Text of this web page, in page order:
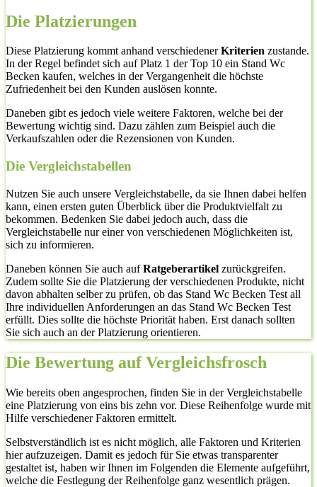
Die Platzierungen
Diese Platzierung kommt anhand verschiedenerKriterien zustande.
In der Regel befindet sich auf Platz 1 der Top 10 ein Stand Wc
Becken kaufen, welches in der Vergangenheit die höchste
Zufriedenheit bei den Kunden auslösen konnte.
Daneben gibt es jedoch viele weitere Faktoren, welche bei der
Bewertung wichtig sind. Dazu zählen zum Beispiel auch die
Verkaufszahlen oder die Rezensionen von Kunden.
Die Vergleichstabellen
Nutzen Sie auch unsere Vergleichstabelle, da sie Ihnen dabei helfen
kann, einen ersten guten Überblick über die Produktvielfalt zu
bekommen. Bedenken Sie dabei jedoch auch, dass die
Vergleichstabelle nur einer von verschiedenen Möglichkeiten ist,
sich zu informieren.
Daneben können Sie auch aufRatgeberartikel zurückgreifen.
Zudem sollte Sie die Platzierung der verschiedenen Produkte, nicht
davon abhalten selber zu prüfen, ob das Stand Wc Becken Test all
Ihre individuellen Anforderungen an das Stand Wc Becken Test
erfüllt. Dies sollte die höchste Priorität haben. Erst danach sollten
Sie sich auch an der Platzierung orientieren.
Die Bewertung auf Vergleichsfrosch
Wie bereits oben angesprochen, finden Sie in der Vergleichstabelle
eine Platzierung von eins bis zehn vor. Diese Reihenfolge wurde mit
Hilfe verschiedener Faktoren ermittelt.
Selbstverständlich ist es nicht möglich, alle Faktoren und Kriterien
hier aufzuzeigen. Damit es jedoch für Sie etwas transparenter
gestaltet ist, haben wir Ihnen im Folgenden die Elemente aufgeführt,
welche die Festlegung der Reihenfolge ganz wesentlich prägen.